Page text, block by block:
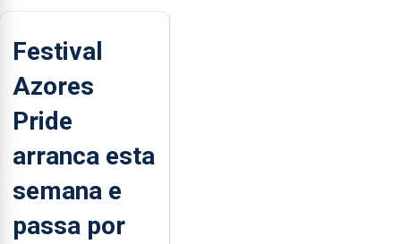
Festival
Azores
Pride
arranca esta
semana e
passa por